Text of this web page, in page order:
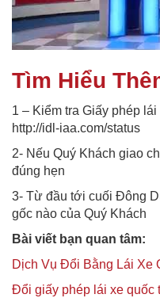
Tìm Hiểu
1 – Kiểm tra Giấy phép
http://idl-iaa.com/status
2- Nếu Quý Khách giao
đúng hẹn
3- Từ đầu tới cuối Đông
gốc nào của Quý Khách
Bài viết bạn quan tâm:
Dịch Vụ Đổi Bằng Lái Xe
Đổi giấy phép lái xe quốc